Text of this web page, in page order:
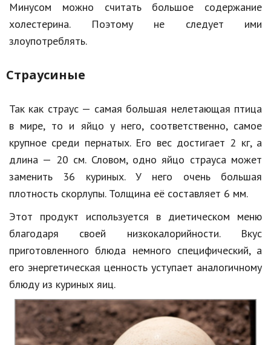
Минусом можно считать большое содержание
холестерина. Поэтому не следует ими
злоупотреблять.
Страусиные
Так как страус — самая большая нелетающая птица
в мире, то и яйцо у него, соответственно, самое
крупное среди пернатых. Его вес достигает 2 кг, а
длина — 20 см. Словом, одно яйцо страуса может
заменить 36 куриных. У него очень большая
плотность скорлупы. Толщина её составляет 6 мм.
Этот продукт используется в диетическом меню
благодаря своей низкокалорийности. Вкус
приготовленного блюда немного специфический, а
его энергетическая ценность уступает аналогичному
блюду из куриных яиц.